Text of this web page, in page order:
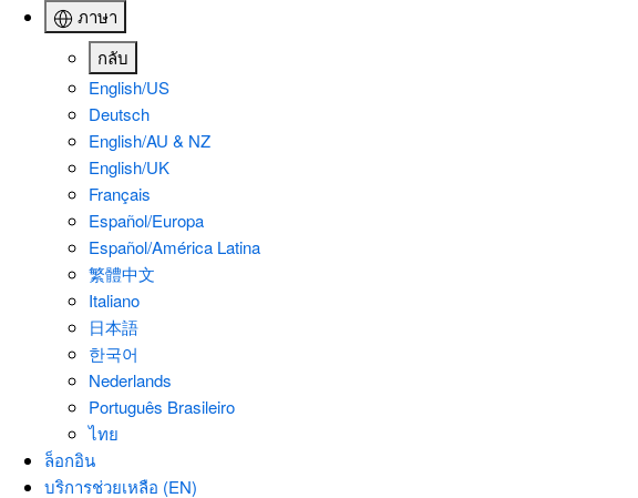
ภาษา
กลับ
English/US
Deutsch
English/AU & NZ
English/UK
Français
Español/Europa
Español/América Latina
繁體中文
Italiano
日本語
한국어
Nederlands
Português Brasileiro
ไทย
ล็อกอิน
บริการช่วยเหลือ (EN)